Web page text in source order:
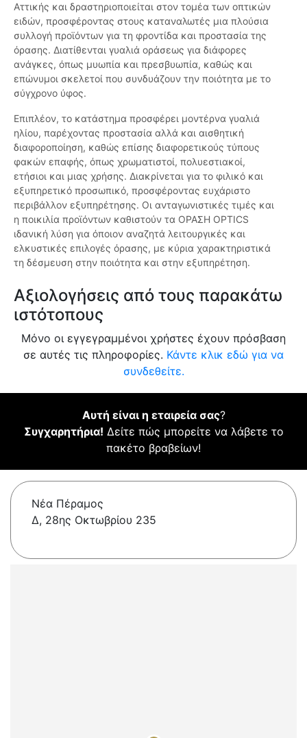
Αττικής και δραστηριοποιείται στον τομέα των οπτικών
ειδών, προσφέροντας στους καταναλωτές μια πλούσια
συλλογή προϊόντων για τη φροντίδα και προστασία της
όρασης. Διατίθενται γυαλιά οράσεως για διάφορες
ανάγκες, όπως μυωπία και πρεσβυωπία, καθώς και
επώνυμοι σκελετοί που συνδυάζουν την ποιότητα με το
σύγχρονο ύφος.
Επιπλέον, το κατάστημα προσφέρει μοντέρνα γυαλιά
ηλίου, παρέχοντας προστασία αλλά και αισθητική
διαφοροποίηση, καθώς επίσης διαφορετικούς τύπους
φακών επαφής, όπως χρωματιστοί, πολυεστιακοί,
ετήσιοι και μιας χρήσης. Διακρίνεται για το φιλικό και
εξυπηρετικό προσωπικό, προσφέροντας ευχάριστο
περιβάλλον εξυπηρέτησης. Οι ανταγωνιστικές τιμές και
η ποικιλία προϊόντων καθιστούν τα ΟΡΑΣΗ OPTICS
ιδανική λύση για όποιον αναζητά λειτουργικές και
ελκυστικές επιλογές όρασης, με κύρια χαρακτηριστικά
τη δέσμευση στην ποιότητα και στην εξυπηρέτηση.
Αξιολογήσεις από τους παρακάτω
ιστότοπους
Μόνο οι εγγεγραμμένοι χρήστες έχουν πρόσβαση
σε αυτές τις πληροφορίες. Κάντε κλικ εδώ για να
συνδεθείτε.
Αυτή είναι η εταιρεία σας?
Συγχαρητήρια! Δείτε πώς μπορείτε να λάβετε το
πακέτο βραβείων!
Νέα Πέραμος
Δ, 28ης Οκτωβρίου 235